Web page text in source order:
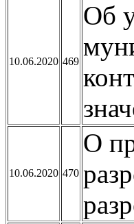
10.06.2020 469
Об
10.06.2020 470
О